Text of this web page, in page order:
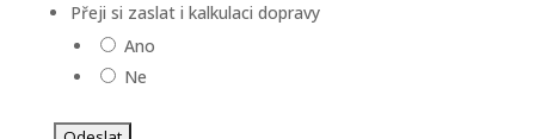
Přeji si zaslat i kalkulaci dopravy
Ano
Ne